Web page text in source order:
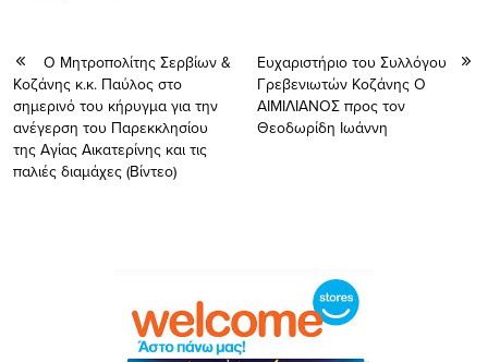
Ο Μητροπολίτης Σερβίων &
Κοζάνης κ.κ. Παύλος στο
σημερινό του κήρυγμα για την
ανέγερση του Παρεκκλησίου
της Αγίας Αικατερίνης και τις
παλιές διαμάχες (Βίντεο)
Ευχαριστήριο του Συλλόγου
Γρεβενιωτών Κοζάνης Ο
ΑΙΜΙΛΙΑΝΟΣ προς τον
Θεοδωρίδη Ιωάννη